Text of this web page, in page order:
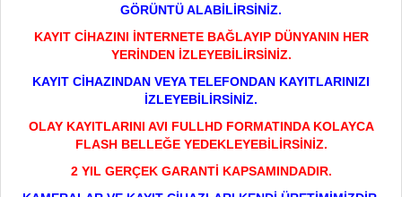
GÖRÜNTÜ ALABİLİRSİNİZ.
KAYIT CİHAZINI İNTERNETE BAĞLAYIP DÜNYANIN HER
YERİNDEN İZLEYEBİLİRSİNİZ.
KAYIT CİHAZINDAN VEYA TELEFONDAN KAYITLARINIZI
İZLEYEBİLİRSİNİZ.
OLAY KAYITLARINI AVI FULLHD FORMATINDA KOLAYCA
FLASH BELLEĞE YEDEKLEYEBİLİRSİNİZ.
2 YIL GERÇEK GARANTİ KAPSAMINDADIR.